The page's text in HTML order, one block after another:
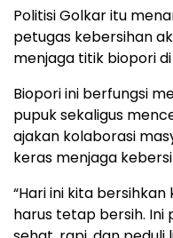
Politisi Golkar itu
petugas kebersihan
menjaga titik biopori
Biopori ini berfungsi
pupuk sekaligus
ajakan kolaborasi
keras menjaga
“Hari ini kita
harus tetap bersih. Ini